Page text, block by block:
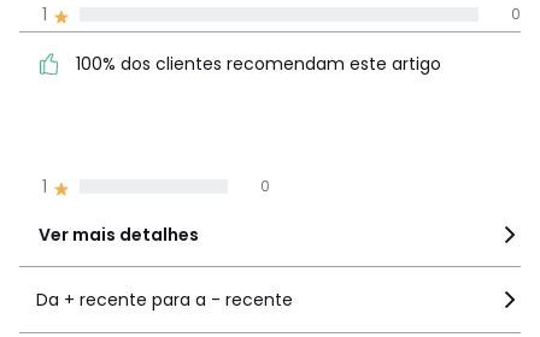
1 0
recomendam este artigo
Ver mais detalhes
1 0
100% dos clientes recomendam este artigo
Da + recente para a - recente